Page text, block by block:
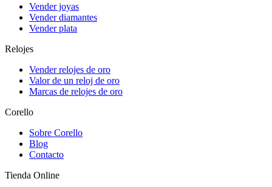
Vender joyas
Vender diamantes
Vender plata
Relojes
Vender relojes de oro
Valor de un reloj de oro
Marcas de relojes de oro
Corello
Sobre Corello
Blog
Contacto
Tienda Online